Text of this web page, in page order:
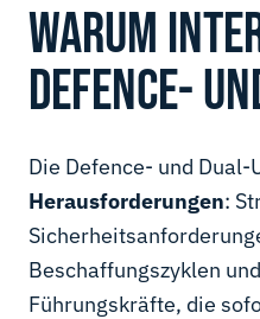
WARUM
DEFENCE-
Die Defence- und
Herausforderungen:
Beschaffungszyklen
Führungskräfte, die